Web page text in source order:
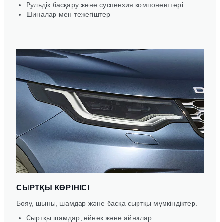
Рульдік басқару және суспензия компоненттері
Шиналар мен тежегіштер
СЫРТҚЫ КӨРІНІСІ
Бояу, шыны, шамдар және басқа сыртқы мүмкіндіктер.
Сыртқы шамдар, әйнек және айналар